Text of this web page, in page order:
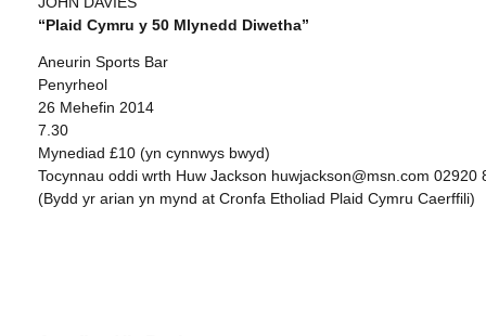
“Plaid Cymru y 50 Mlynedd Diwetha”
Aneurin Sports Bar
Penyrheol
26 Mehefin 2014
7.30
Mynediad £10 (yn cynnwys bwyd)
Tocynnau oddi wrth Huw Jackson huwjackson@msn.com 02920
(Bydd yr arian yn mynd at Cronfa Etholiad Plaid Cymru Caerffili)